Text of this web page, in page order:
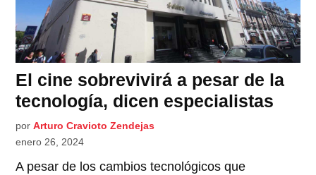
El cine sobrevivirá a pesar de la
tecnología, dicen especialistas
por Arturo Cravioto Zendejas
enero 26, 2024
A pesar de los cambios tecnológicos que